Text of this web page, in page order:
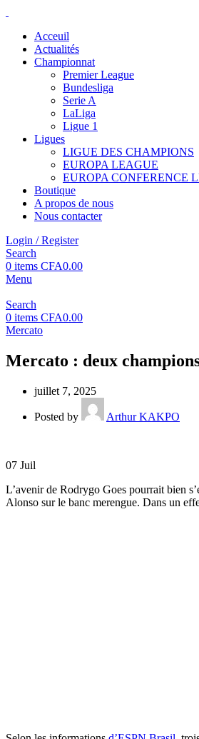
Acceuil
Actualités
Championnat
Premier League
Bundesliga
Serie A
LaLiga
Ligue 1
Ligues
LIGUE DES CHAMPIONS
EUROPA LEAGUE
EUROPA CONFERENCE
Boutique
A propos de nous
Nous contacter
Login / Register
Search
0 items CFA0.00
Menu
Search
0 items CFA0.00
Mercato
Mercato : deux
juillet 7, 2025
Posted by Arthur KAKPO
07 Juil
L’avenir de Rodrygo Goes pourrait bien
Alonso sur le banc merengue. Dans un